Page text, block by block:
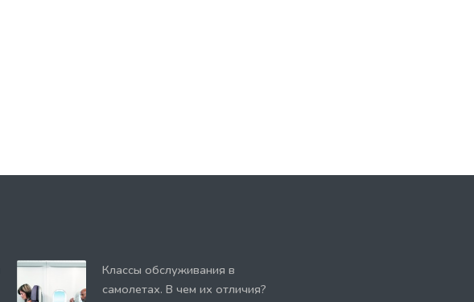
Классы обслуживания в
самолетах. В чем их отличия?